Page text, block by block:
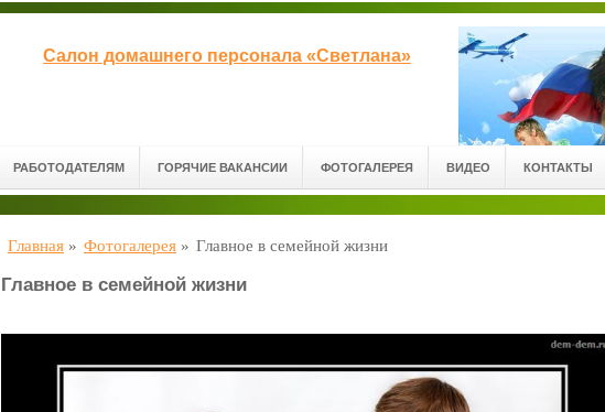
Салон домашнего персонала «Светлана»
РАБОТОДАТЕЛЯМ ГОРЯЧИЕ ВАКАНСИИ ФОТОГАЛЕРЕЯ ВИДЕО КОНТАКТЫ
Главная » Фотогалерея » Главное в семейной жизни
Главное в семейной жизни